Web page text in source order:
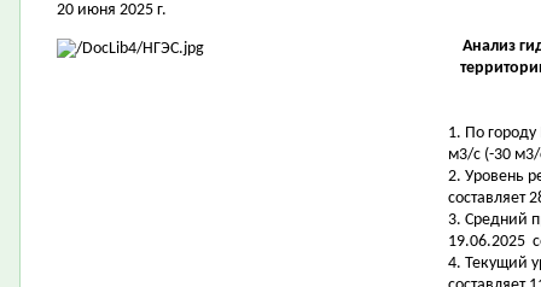
20 июня 2025 г.
Анализ
1. По
м3/с (-30
2. Уровень
составляет
3. Средний
19.06.2025
4. Текущий